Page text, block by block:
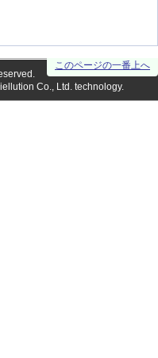
このページの一番上へ
Co., Ltd. technology.